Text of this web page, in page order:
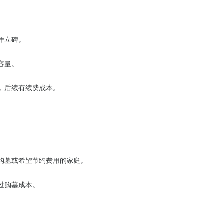
立碑。
量。
后续有续费成本。
墓或希望节约费用的家庭。
墓成本。